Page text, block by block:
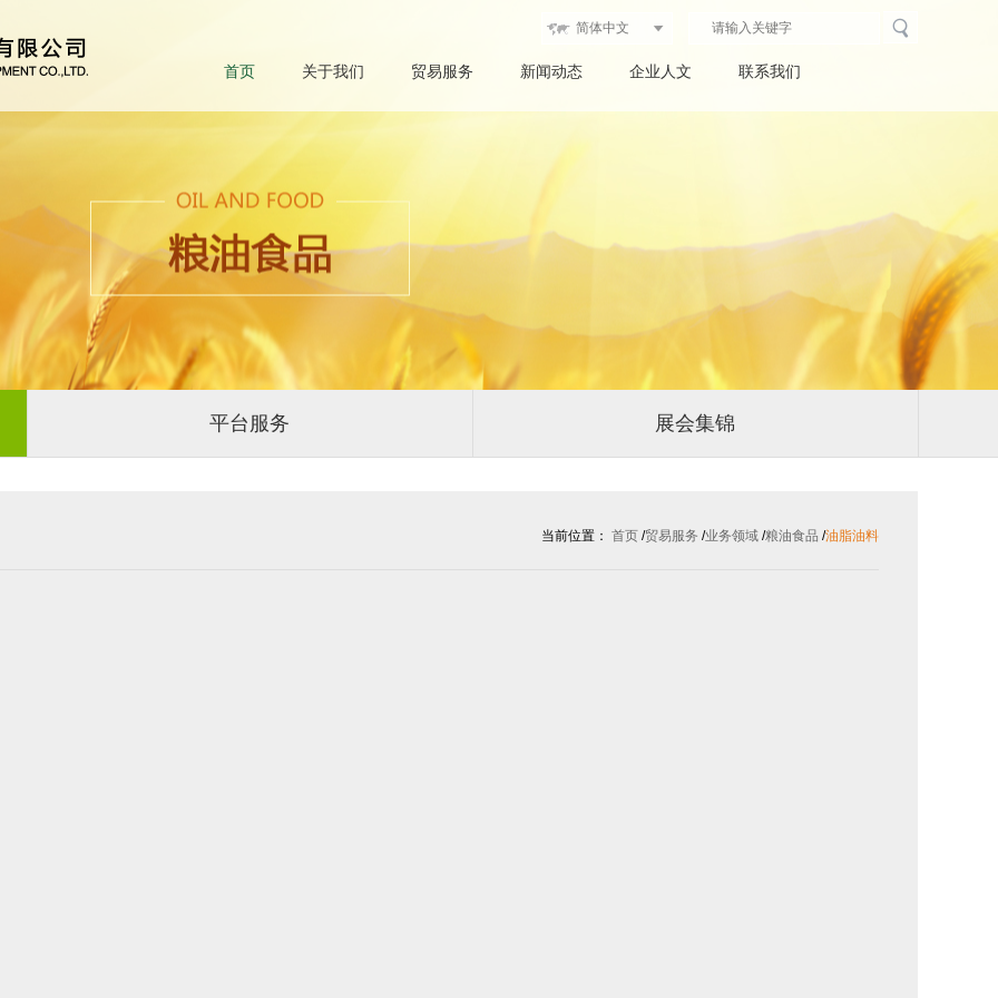
首页 关于我们 贸易服务 新闻动态 企业人文 联系我们
平台服务 展会集锦
当前位置： 首页 /贸易服务 /业务领域 /粮油食品 /油脂油料